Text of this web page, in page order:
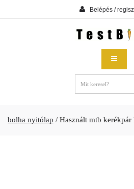
Belépés /
bolha nyitólap / Használt mtb kerékpár